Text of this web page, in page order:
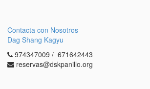
Contacta con Nosotros
Dag Shang Kagyu
974347009 / 671642443
reservas@dskpanillo.org